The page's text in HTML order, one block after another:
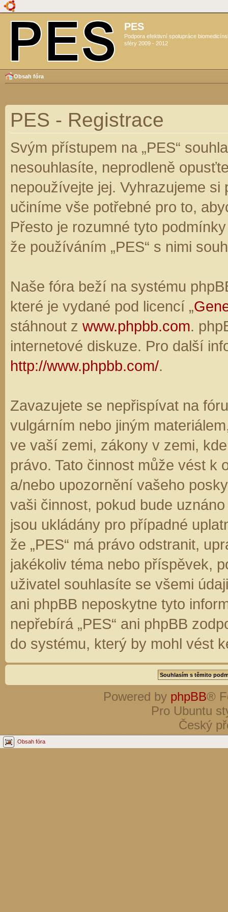
PES
Podpora efektivní spolupráce
sféry 2009 - 2012
Obsah fóra
PES - Registrace
Svým přístupem na „PES“
nesouhlasíte, neprodleně
nepoužívejte jej. Vyhrazujeme
učiníme vše potřebné pro to,
Přesto je rozumné tyto
že používáním „PES“ s nimi
Naše fóra beží na systému
které je vydané pod licencí „
stáhnout z www.phpbb.com.
internetové diskuze. Pro další
http://www.phpbb.com/.
Zavazujete se nepřispívat na
vulgárním nebo jiným
ve vaší zemi, zákony v zemi,
právo. Tato činnost může vést k
a/nebo upozornění vašeho
vaši činnost, pokud bude
jsou ukládány pro případné
že „PES“ má právo odstranit,
jakékoliv téma nebo příspěvek,
uživatel souhlasíte se všemi
ani phpBB neposkytne tyto
nepřebírá „PES“ ani phpBB
do systému, který by mohl vést
Powered by phpBB®
Pro Ubuntu
Český
Obsah fóra